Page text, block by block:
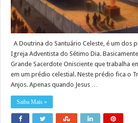
A Doutrina do Santuário Celeste, é um dos
Igreja Adventista do Sétimo Dia.
Grande Sacerdote Onisciente que trabalha
em um prédio celestial. Neste prédio fica o
Anjos. Apenas quando Jesus …
Saiba Mais »